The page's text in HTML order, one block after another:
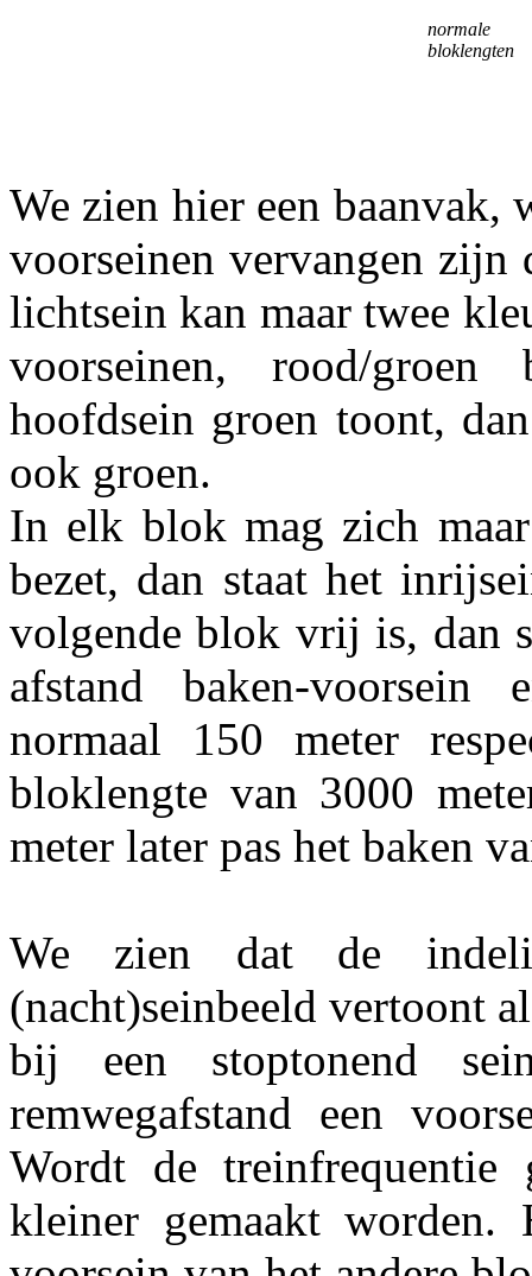
normale
bloklengten
We zien hier een baanvak,
voorseinen vervangen
lichtsein kan maar twee
voorseinen, rood/
hoofdsein groen toont,
ook groen.
In elk blok mag zich
bezet, dan staat het
volgende blok vrij is, dan
afstand baken-voorsein
normaal 150 meter
bloklengte van 3000
meter later pas het baken
We zien dat de
(nacht)seinbeeld vertoont
bij een stoptonend
remwegafstand een
Wordt de treinfrequentie
kleiner gemaakt